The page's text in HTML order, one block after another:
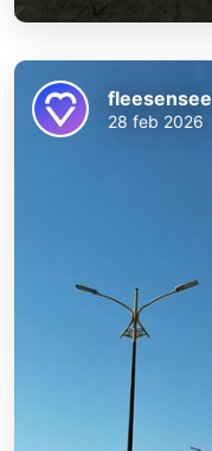
fleesensee
28 feb 2026